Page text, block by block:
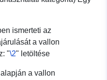
ismerteti az
a vallon
"\2" letöltése
a vallon